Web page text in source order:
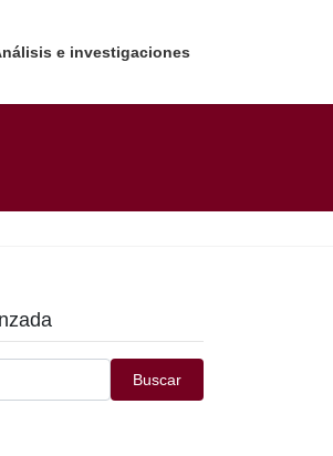
e investigaciones
Buscar